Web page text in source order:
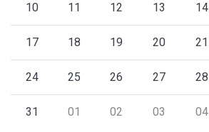
10 11 12 13 14
17 18 19 20 21
24 25 26 27 28
31 01 02 03 04